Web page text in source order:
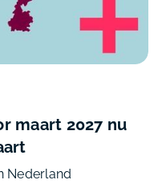
maart 2027 nu
Nederland